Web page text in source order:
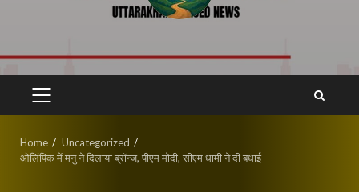
PRIMARY
Home
Uncategorized
ओलिंपिक में मनु ने दिलाया ब्रॉन्ज, पीएम मोदी, सीएम धामी ने दी बधाई